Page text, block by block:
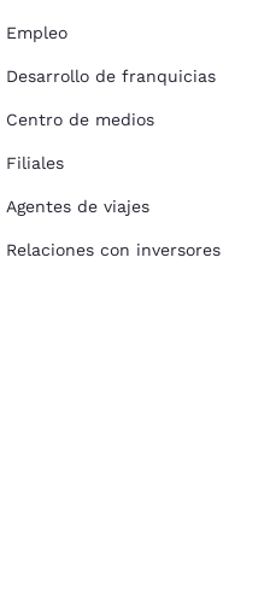
Empleo
Desarrollo de franquicias
Centro de medios
Filiales
Agentes de viajes
Relaciones con inversores